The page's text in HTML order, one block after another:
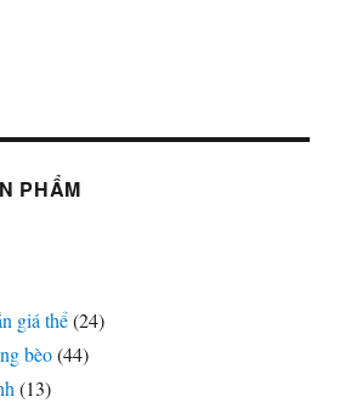
PHẨM
giá thể (24)
bèo (44)
(13)